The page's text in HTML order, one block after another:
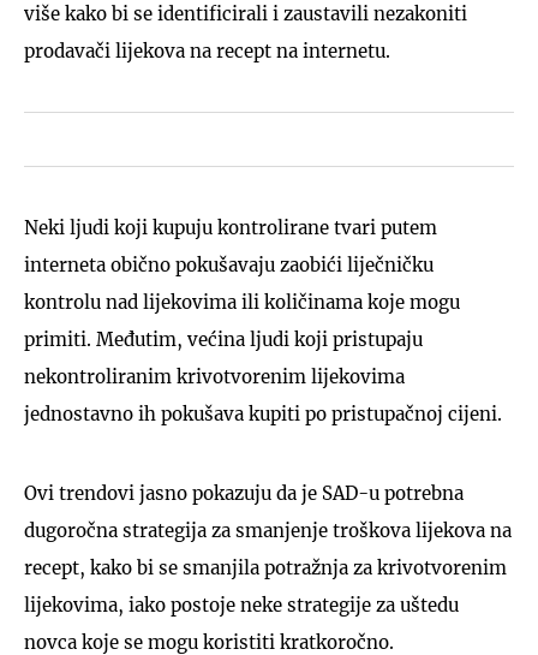
više kako bi se identificirali i zaustavili nezakoniti
prodavači lijekova na recept na internetu.
Neki ljudi koji kupuju kontrolirane tvari putem
interneta obično pokušavaju zaobići liječničku
kontrolu nad lijekovima ili količinama koje mogu
primiti. Međutim, većina ljudi koji pristupaju
nekontroliranim krivotvorenim lijekovima
jednostavno ih pokušava kupiti po pristupačnoj cijeni.
Ovi trendovi jasno pokazuju da je SAD-u potrebna
dugoročna strategija za smanjenje troškova lijekova na
recept, kako bi se smanjila potražnja za krivotvorenim
lijekovima, iako postoje neke strategije za uštedu
novca koje se mogu koristiti kratkoročno.